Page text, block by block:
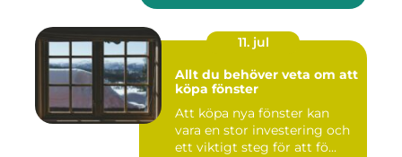
11. jul
Allt du behöver veta om att
köpa fönster
Att köpa nya fönster kan
vara en stor investering och
ett viktigt steg för att fö...